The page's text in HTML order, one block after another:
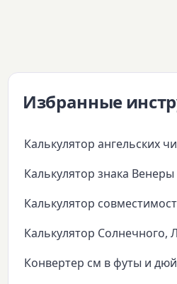
Избранные
Калькулятор ангельских
Калькулятор знака Венеры
Калькулятор
Калькулятор Солнечного,
Конвертер см в футы и